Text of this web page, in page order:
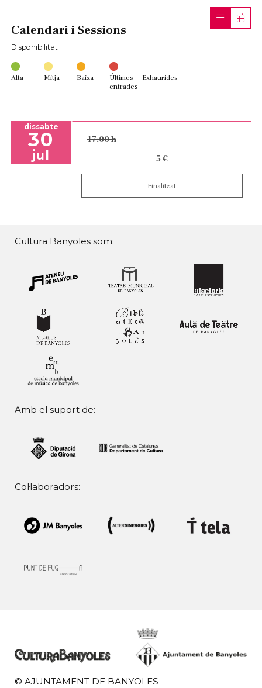
Calendari i Sessions
Disponibilitat
Alta Mitja Baixa
Últimes
entrades
Exhaurides
dissabte
30
jul
17:00 h
5 €
Finalitzat
Cultura Banyoles som:
Amb el suport de:
Col·laboradors:
© AJUNTAMENT DE BANYOLES